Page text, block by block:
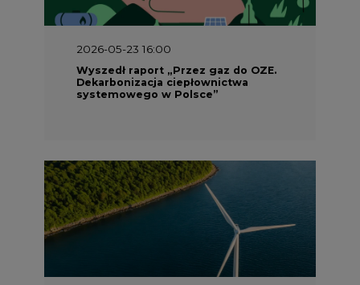
2026-05-23 16:00
Wyszedł raport „Przez gaz do OZE.
Dekarbonizacja ciepłownictwa
systemowego w Polsce”